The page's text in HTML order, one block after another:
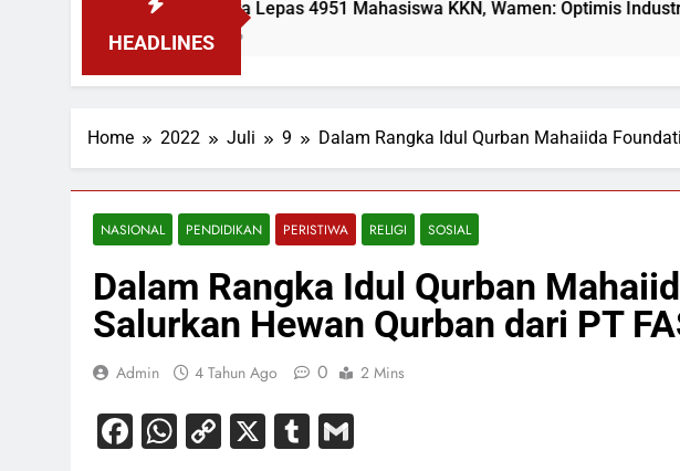
HEADLINES
UIN Jakarta Lepas 4951 Mahasiswa KKN, Wamen: Optimis
2 Minggu Ago
Home 2022 Juli 9 Dalam Rangka Idul Qurban Mahaiida
NASIONAL PENDIDIKAN PERISTIWA RELIGI SOSIAL
Dalam Rangka Idul Qurban
Salurkan Hewan Qurban dari PT
Admin 4 Tahun Ago 0 2 Mins
Facebook
WhatsApp
Copy
X Tumblr